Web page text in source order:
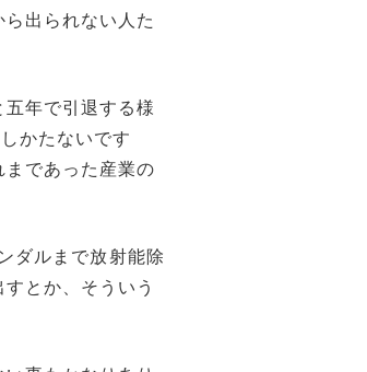
出られない人た
年で引退する様
かたないです
であった産業の
ダルまで放射能除
とか、そういう